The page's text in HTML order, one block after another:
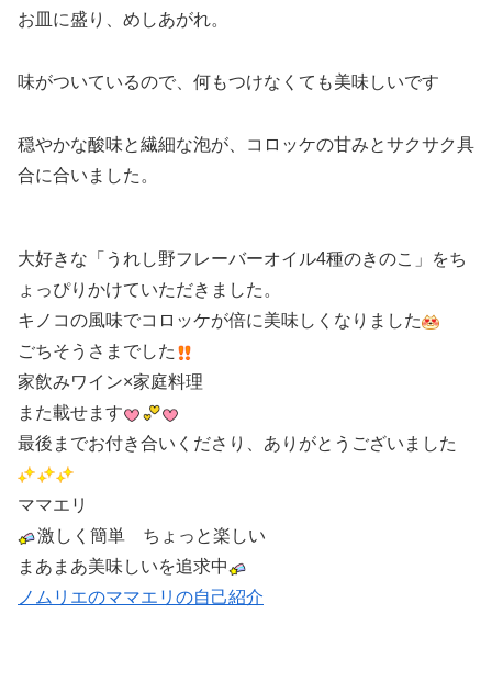
お皿に盛り、めしあがれ。
味がついているので、何もつけなくても美味しいです
穏やかな酸味と繊細な泡が、コロッケの甘みとサクサク具
合に合いました。
大好きな「うれし野フレーバーオイル4種のきのこ」をち
ょっぴりかけていただきました。
キノコの風味でコロッケが倍に美味しくなりました
ごちそうさまでした
家飲みワイン×家庭料理
また載せます
最後までお付き合いくださり、ありがとうございました
ママエリ
激しく簡単 ちょっと楽しい
まあまあ美味しいを追求中
ノムリエのママエリの自己紹介